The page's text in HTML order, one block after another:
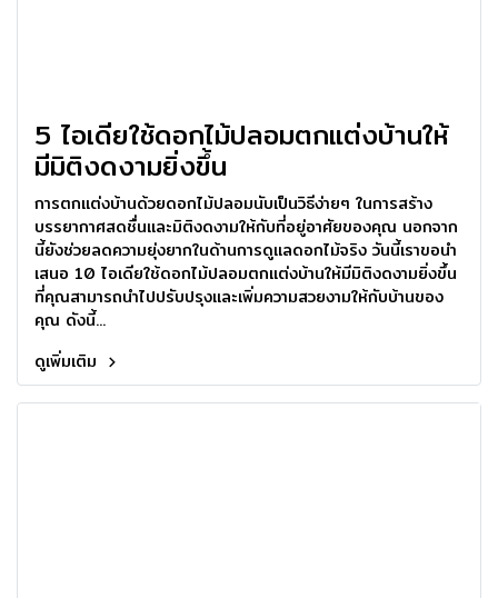
5 ไอเดียใช้ดอกไม้ปลอมตกแต่งบ้านให้
มีมิติงดงามยิ่งขึ้น
การตกแต่งบ้านด้วยดอกไม้ปลอมนับเป็นวิธีง่ายๆ ในการสร้าง
บรรยากาศสดชื่นและมิติงดงามให้กับที่อยู่อาศัยของคุณ นอกจาก
นี้ยังช่วยลดความยุ่งยากในด้านการดูแลดอกไม้จริง วันนี้เราขอนำ
เสนอ 10 ไอเดียใช้ดอกไม้ปลอมตกแต่งบ้านให้มีมิติงดงามยิ่งขึ้น
ที่คุณสามารถนำไปปรับปรุงและเพิ่มความสวยงามให้กับบ้านของ
คุณ ดังนี้...
ดูเพิ่มเติม